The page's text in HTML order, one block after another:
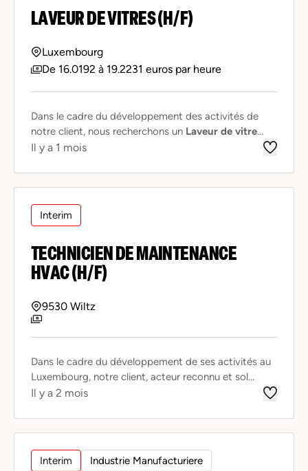
LAVEUR DE VITRES (H/F)
Luxembourg
De 16.0192 à 19.2231 euros par heure
Dans le cadre du développement des activités de
notre client, nous recherchons un Laveur de vitre...
Il y a 1 mois
Interim
TECHNICIEN DE MAINTENANCE
HVAC (H/F)
9530 Wiltz
Dans le cadre du développement de ses activités au
Luxembourg, notre client, acteur reconnu et sol...
Il y a 2 mois
Interim Industrie Manufacturiere